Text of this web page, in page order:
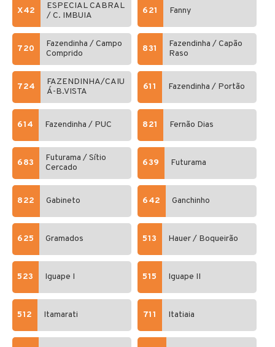
X42
ESPECIAL CABRAL
/ C. IMBUIA
621 Fanny
720
Fazendinha / Campo
Comprido
831
Fazendinha / Capão
Raso
724
FAZENDINHA/CAIU
Á-B.VISTA
611 Fazendinha / Portão
614 Fazendinha / PUC 821 Fernão Dias
683
Futurama / Sítio
Cercado
639 Futurama
822 Gabineto 642 Ganchinho
625 Gramados 513 Hauer / Boqueirão
523 Iguape I 515 Iguape II
512 Itamarati 711 Itatiaia